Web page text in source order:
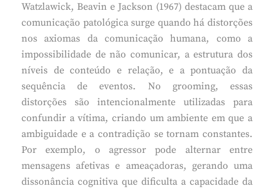
Watzlawick, Beavin e Jackson (1967) destacam que a
comunicação patológica surge quando há distorções
nos axiomas da comunicação humana, como a
impossibilidade de não comunicar, a estrutura dos
níveis de conteúdo e relação, e a pontuação da
sequência de eventos. No grooming, essas
distorções são intencionalmente utilizadas para
confundir a vítima, criando um ambiente em que a
ambiguidade e a contradição se tornam constantes.
Por exemplo, o agressor pode alternar entre
mensagens afetivas e ameaçadoras, gerando uma
dissonância cognitiva que dificulta a capacidade da